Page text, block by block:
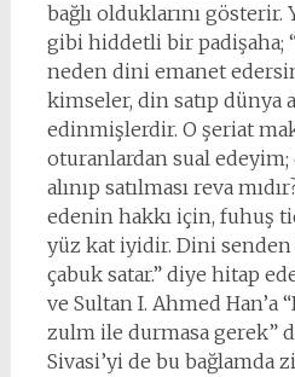
bağlı olduklarını gösterir.
gibi hiddetli bir padişaha;
neden dini emanet
kimseler, din satıp dünya
edinmişlerdir. O şeriat
oturanlardan sual
alınıp satılması reva
edenin hakkı için, fuhuş
yüz kat iyidir. Dini senden
çabuk satar.” diye hitap
ve Sultan I. Ahmed Han’a
zulm ile durmasa gerek”
Sivasi’yi de bu bağlamda